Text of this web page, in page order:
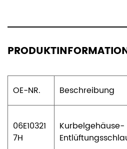
OE-NR. Beschreibung
06E10321
7H
Kurbelgehäuse-